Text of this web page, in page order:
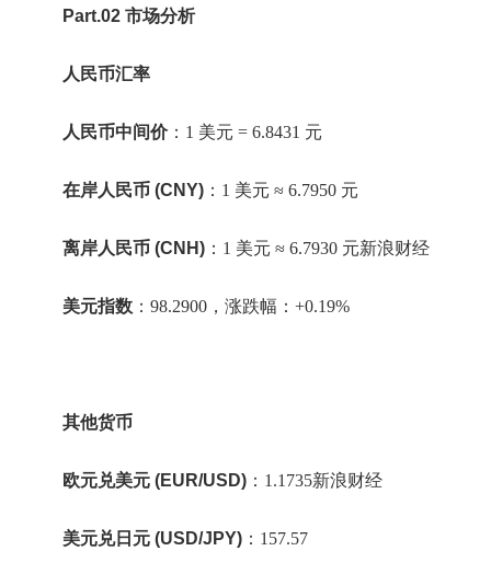
Part.02 市场分析
人民币汇率
人民币中间价：1 美元 = 6.8431 元
在岸人民币 (CNY) ：1 美元 ≈ 6.7950 元
离岸人民币 (CNH) ：1 美元 ≈ 6.7930 元新浪财经
美元指数 ：98.2900， 涨跌幅：+0.19%
其他货币
欧元兑美元 (EUR/USD) ：1.1735新浪财经
美元兑日元 (USD/JPY) ：157.57